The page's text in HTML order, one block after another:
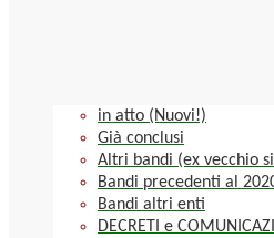
in atto (Nuovi!)
Già conclusi
Altri bandi (ex vecchio
Bandi precedenti al
Bandi altri enti
DECRETI e